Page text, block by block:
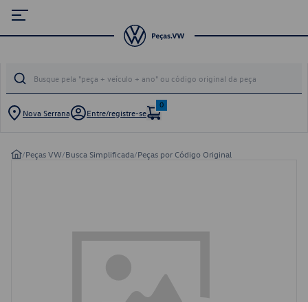
Nova Serrana Entre/registre-se
0
/Peças VW/Busca Simplificada/Peças por Código Original